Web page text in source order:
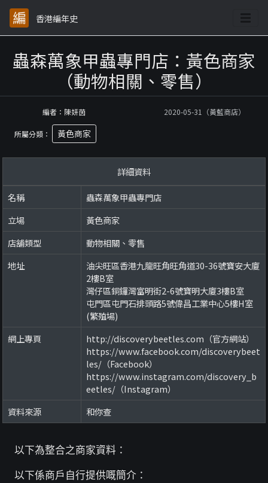
香港編年史
蟲森萬象甲蟲專門店：黃色商家
（動物相關、零售）
編者：陳妍茵 2020-05-31（黃藍商店）
所屬分類： 黃色商家
詳細資料
名稱
蟲森萬象甲蟲專門店
立場
黃色商家
店舖類型
動物相關、零售
地址
油尖旺區香港九龍旺角旺角道30-36號寶安大廈
2樓B室
灣仔區銅鑼灣富明街2-6號寶明大廈3樓B室
屯門區屯門石排頭路5號偉昌工業中心5樓H室
(繁殖場)
網上專頁
http://discoverybeetles.com（官方網站）
https://www.facebook.com/discoverybeet
les/（Facebook）
https://www.instagram.com/discovery_b
eetles/（Instagram）
資料來源
和你查
以下為整合之商家資料：
以下係商戶自行提供嘅簡介：